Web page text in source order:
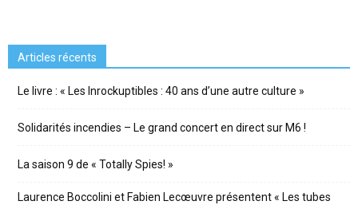
Articles récents
Le livre : « Les Inrockuptibles : 40 ans d’une autre culture »
Solidarités incendies – Le grand concert en direct sur M6 !
La saison 9 de « Totally Spies! »
Laurence Boccolini et Fabien Lecœuvre présentent « Les tubes